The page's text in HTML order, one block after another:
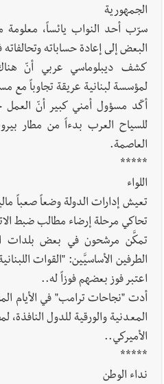
الجمهورية
سرّب أحد النواب يائساً، معلومة
البعض إلى إعادة حساباته
كشف ديبلوماسي عربي أنّ
لمؤسسة لبنانية عريقة تجاوباً مع
أكّد مسؤول أمني كبير أنّ العمل
للسياح العرب بدءاً من مطار
العاصمة.
*****
اللواء
تعيش إدارات الدولة وضعاً صعباً
تحاكي مرحلة إرضاء مطالب ضبط
تمكَّن مرشحون في بعض بلدات
الطرفين الأساسيَّين: "القوات
اعتبر فوز بعضهم فوزاً له..
أدت "نجاحات ترامب" في الأيام
المعدنية والورقية للدول
الأميركي..
*****
نداء الوطن